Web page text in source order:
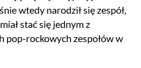
wtedy narodził się zespół,
stać się jednym z
pop-rockowych zespołów w